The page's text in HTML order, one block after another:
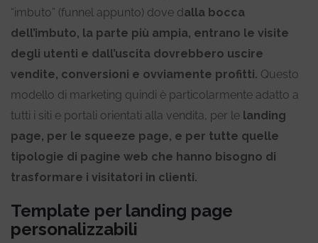
“imbuto” (funnel appunto) dove dalla bocca
dell’imbuto, la parte più ampia, entrano le visite
degli utenti e dall’uscita dovrebbero uscire
vendite, conversioni e ovviamente profitti. Questo
modello di marketing quindi è particolarmente adatto a
tutti i siti e portali orientati alla vendita, per le landing
page, per le squeeze page, e per tutte quelle
tipologie di pagine web che hanno bisogno di
trasformare i visitatori in clienti.
Template per landing page
personalizzabili